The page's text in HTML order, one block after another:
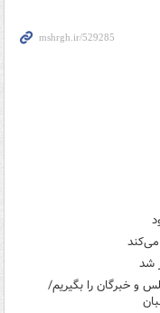
می‌کند
شد
و خبرگان را بگیریم/